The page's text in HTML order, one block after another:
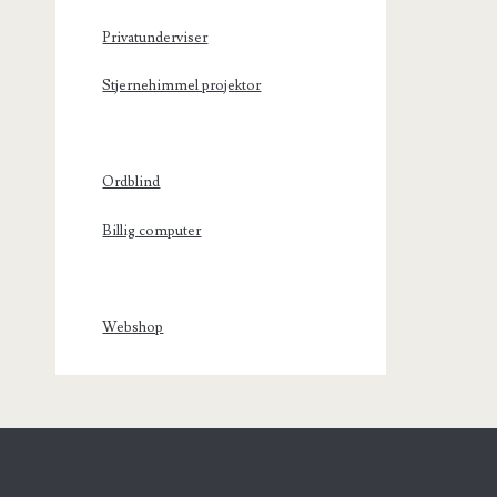
Privatunderviser
Stjernehimmel projektor
Ordblind
Billig computer
Webshop